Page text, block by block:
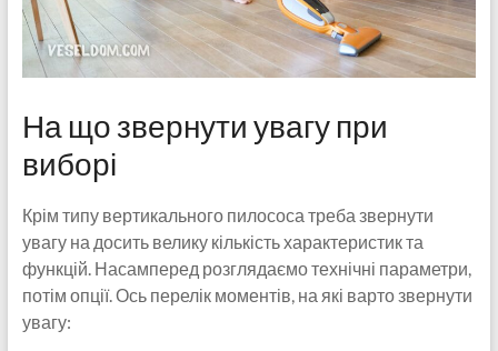
На що звернути увагу при
виборі
Крім типу вертикального пилососа треба звернути
увагу на досить велику кількість характеристик та
функцій. Насамперед розглядаємо технічні параметри,
потім опції. Ось перелік моментів, на які варто звернути
увагу: